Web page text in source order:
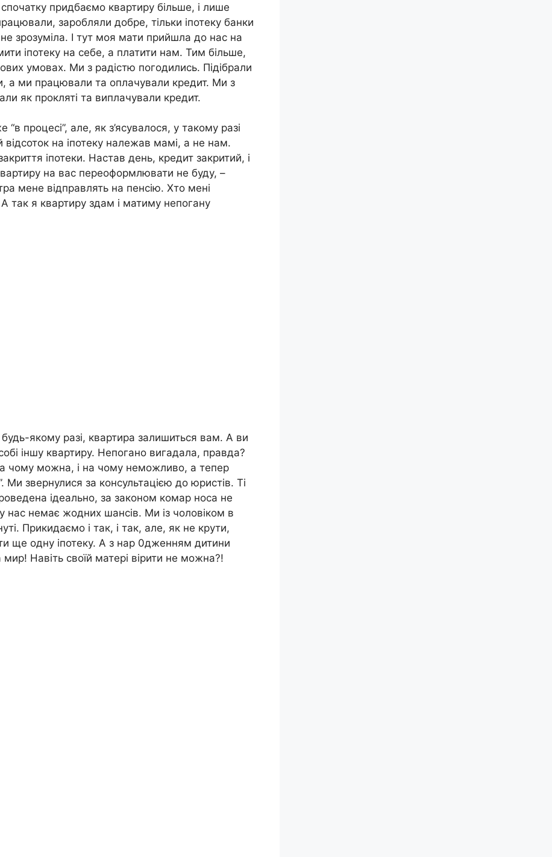
придбаємо квартиру більше, і лише
заробляли добре, тільки іпотеку банки
зрозуміла. І тут моя мати прийшла до нас на
іпотеку на себе, а платити нам. Тим більше,
умовах. Ми з радістю погодились. Підібрали
а ми працювали та оплачували кредит. Ми з
як прокляті та виплачували кредит.
процесі”, але, як з’ясувалося, у такому разі
на іпотеку належав мамі, а не нам.
іпотеки. Настав день, кредит закритий, і
на вас переоформлювати не буду, –
мене відправлять на пенсію. Хто мені
так я квартиру здам і матиму непогану
якому разі, квартира залишиться вам. А ви
іншу квартиру. Непогано вигадала, правда?
чому можна, і на чому неможливо, а тепер
Ми звернулися за консультацією до юристів. Ті
ідеально, за законом комар носа не
нас немає жодних шансів. Ми із чоловіком в
Прикидаємо і так, і так, але, як не крути,
ще одну іпотеку. А з нар 0дженням дитини
Навіть своїй матері вірити не можна?!